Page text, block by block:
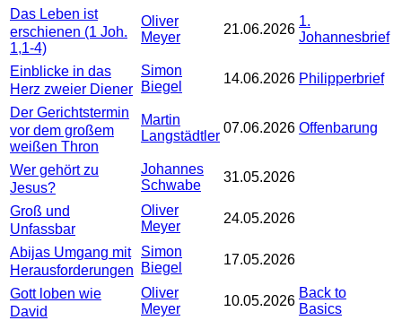
Das Leben ist
erschienen (1 Joh.
1,1-4)
Oliver
Meyer
21.06.2026
1.
Johannesbrief
Einblicke in das
Herz zweier Diener
Simon
Biegel
14.06.2026 Philipperbrief
Der Gerichtstermin
vor dem großem
weißen Thron
Martin
Langstädtler
07.06.2026 Offenbarung
Wer gehört zu
Jesus?
Johannes
Schwabe
31.05.2026
Groß und
Unfassbar
Oliver
Meyer
24.05.2026
Abijas Umgang mit
Herausforderungen
Simon
Biegel
17.05.2026
Gott loben wie
David
Oliver
Meyer
10.05.2026
Back to
Basics